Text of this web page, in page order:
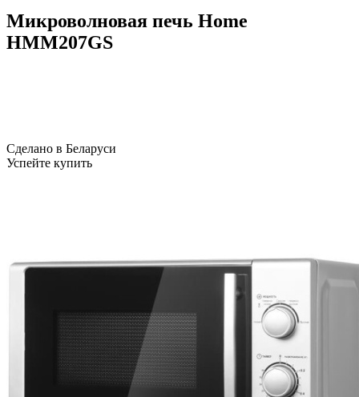
Микроволновая печь Home
HMM207GS
Сделано в Беларуси
Успейте купить